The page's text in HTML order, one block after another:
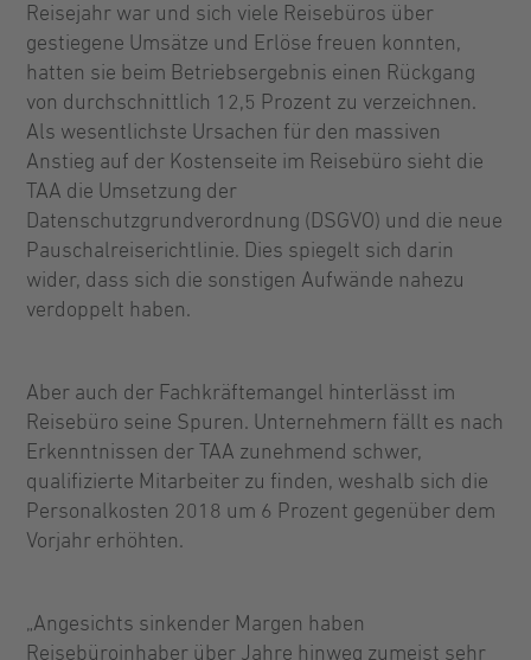
Reisejahr war und sich viele Reisebüros über
gestiegene Umsätze und Erlöse freuen konnten,
hatten sie beim Betriebsergebnis einen Rückgang
von durchschnittlich 12,5 Prozent zu verzeichnen.
Als wesentlichste Ursachen für den massiven
Anstieg auf der Kostenseite im Reisebüro sieht die
TAA die Umsetzung der
Datenschutzgrundverordnung (DSGVO) und die neue
Pauschalreiserichtlinie. Dies spiegelt sich darin
wider, dass sich die sonstigen Aufwände nahezu
verdoppelt haben.
Aber auch der Fachkräftemangel hinterlässt im
Reisebüro seine Spuren. Unternehmern fällt es nach
Erkenntnissen der TAA zunehmend schwer,
qualifizierte Mitarbeiter zu finden, weshalb sich die
Personalkosten 2018 um 6 Prozent gegenüber dem
Vorjahr erhöhten.
„Angesichts sinkender Margen haben
Reisebüroinhaber über Jahre hinweg zumeist sehr